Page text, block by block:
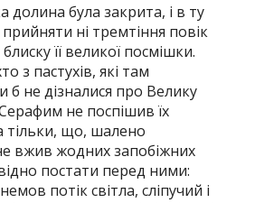
була закрита, і в ту
ні тремтіння повік
її великої посмішки.
з пастухів, які там
б не дізналися про Велику
не поспішив їх
тільки, що, шалено
вжив жодних запобіжних
постати перед ними:
потік світла, сліпучий і